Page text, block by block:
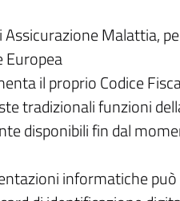
Malattia,
Europea
il proprio Codice
tradizionali funzioni
disponibili fin dal
informatiche